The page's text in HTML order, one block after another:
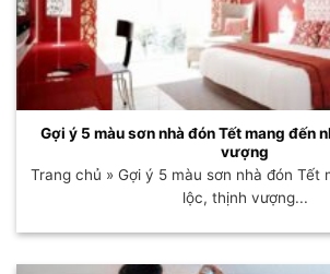
Gợi ý 5 màu sơn nhà đón Tết mang đến
vượng
Trang chủ » Gợi ý 5 màu sơn nhà đón Tết
lộc, thịnh vượng...